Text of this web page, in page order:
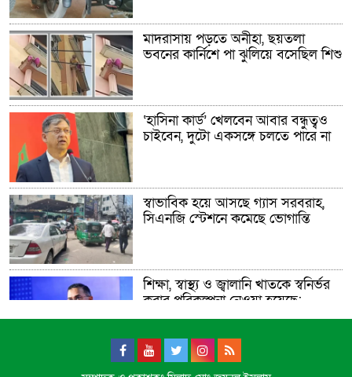
মাদরাসায় পড়তে অনীহা, ছয়তলা
ভবনের কার্নিশে পা ঝুলিয়ে বসেছিল শিশু
‘হাসিনা কার্ড’ খেলবেন আবার বন্ধুত্বও
চাইবেন, দুটো একসঙ্গে চলতে পারে না
স্বাভাবিক হয়ে আসছে গ্যাস সরবরাহ,
সিএনজি স্টেশনে কমেছে ভোগান্তি
শিক্ষা, স্বাস্থ্য ও জ্বালানি খাতকে স্বনির্ভর
করার পরিকল্পনা নেওয়া হয়েছে:
প্রধানমন্ত্রী
ডিজিটাল দস্যুতা